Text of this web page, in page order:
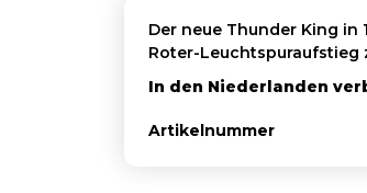
Der neue Thunder King in
Roter-Leuchtspuraufstieg
In den Niederlanden
Artikelnummer